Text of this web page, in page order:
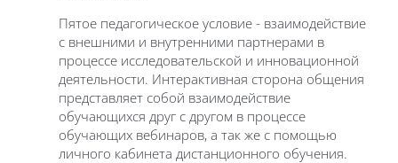
Пятое педагогическое условие - взаимодействие
с внешними и внутренними партнерами в
процессе исследовательской и инновационной
деятельности. Интерактивная сторона общения
представляет собой взаимодействие
обучающихся друг с другом в процессе
обучающих вебинаров, а так же с помощью
личного кабинета дистанционного обучения.